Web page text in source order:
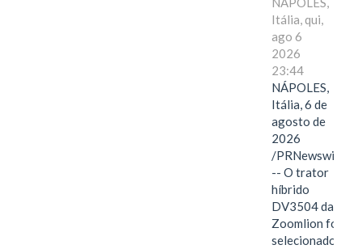
Itália, qui,
ago 6
2026
23:44
NÁPOLES,
Itália, 6 de
agosto de
2026
/PRNewswire/
-- O trator
híbrido
DV3504 da
Zoomlion foi
selecionado